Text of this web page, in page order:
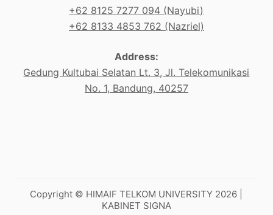
+62 8125 7277 094 (Nayubi)
+62 8133 4853 762 (Nazriel)
Address:
Gedung Kultubai Selatan Lt. 3, Jl. Telekomunikasi
No. 1, Bandung, 40257
Copyright © HIMAIF TELKOM UNIVERSITY 2026 |
KABINET SIGNA